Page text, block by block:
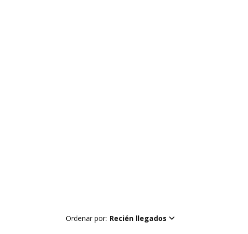
Ordenar por: Recién llegados